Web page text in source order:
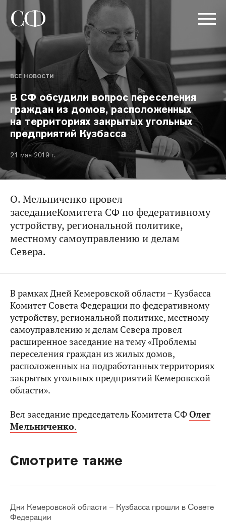
ВСЕ НОВОСТИ
В СФ обсудили вопрос переселения
граждан из домов, расположенных
на территориях закрытых угольных
предприятий Кузбасса
21 мая 2019 г.
О. Мельниченко провел
заседаниеКомитета СФ по федеративному
устройству, региональной политике,
местному самоуправлению и делам
Севера.
В рамках Дней Кемеровской области – Кузбасса
Комитет Совета Федерации по федеративному
устройству, региональной политике, местному
самоуправлению и делам Севера провел
расширенное заседание на тему «Проблемы
переселения граждан из жилых домов,
расположенных на подработанных территориях
закрытых угольных предприятий Кемеровской
области».
Вел заседание председатель Комитета СФОлег
Мельниченко.
Смотрите также
Дни Кемеровской области – Кузбасса прошли в Совете
Федерации